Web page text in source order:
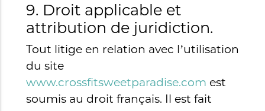
9. Droit applicable et
attribution de juridiction.
Tout litige en relation avec l’utilisation
du site
www.crossfitsweetparadise.com est
soumis au droit français. Il est fait